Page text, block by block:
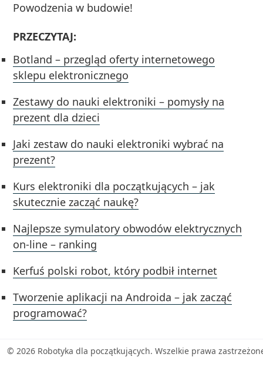
Powodzenia w budowie!
PRZECZYTAJ:
Botland – przegląd oferty internetowego
sklepu elektronicznego
Zestawy do nauki elektroniki – pomysły na
prezent dla dzieci
Jaki zestaw do nauki elektroniki wybrać na
prezent?
Kurs elektroniki dla początkujących – jak
skutecznie zacząć naukę?
Najlepsze symulatory obwodów elektrycznych
on-line – ranking
Kerfuś polski robot, który podbił internet
Tworzenie aplikacji na Androida – jak zacząć
programować?
© 2026 Robotyka dla początkujących. Wszelkie prawa